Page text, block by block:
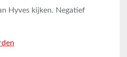
Hyves kijken. Negatief